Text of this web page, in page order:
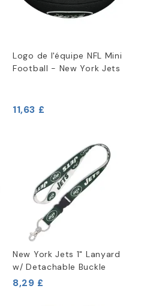
Logo de l'équipe NFL Mini
Football - New York Jets
11,63 £
New York Jets 1" Lanyard
w/ Detachable Buckle
8,29 £